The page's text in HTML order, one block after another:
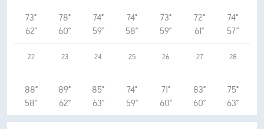
73°
62°
78°
60°
74°
59°
74°
58°
73°
59°
72°
61°
74°
57°
22
88°
58°
23
89°
62°
24
85°
63°
25
74°
59°
26
71°
60°
27
83°
60°
28
75°
63°